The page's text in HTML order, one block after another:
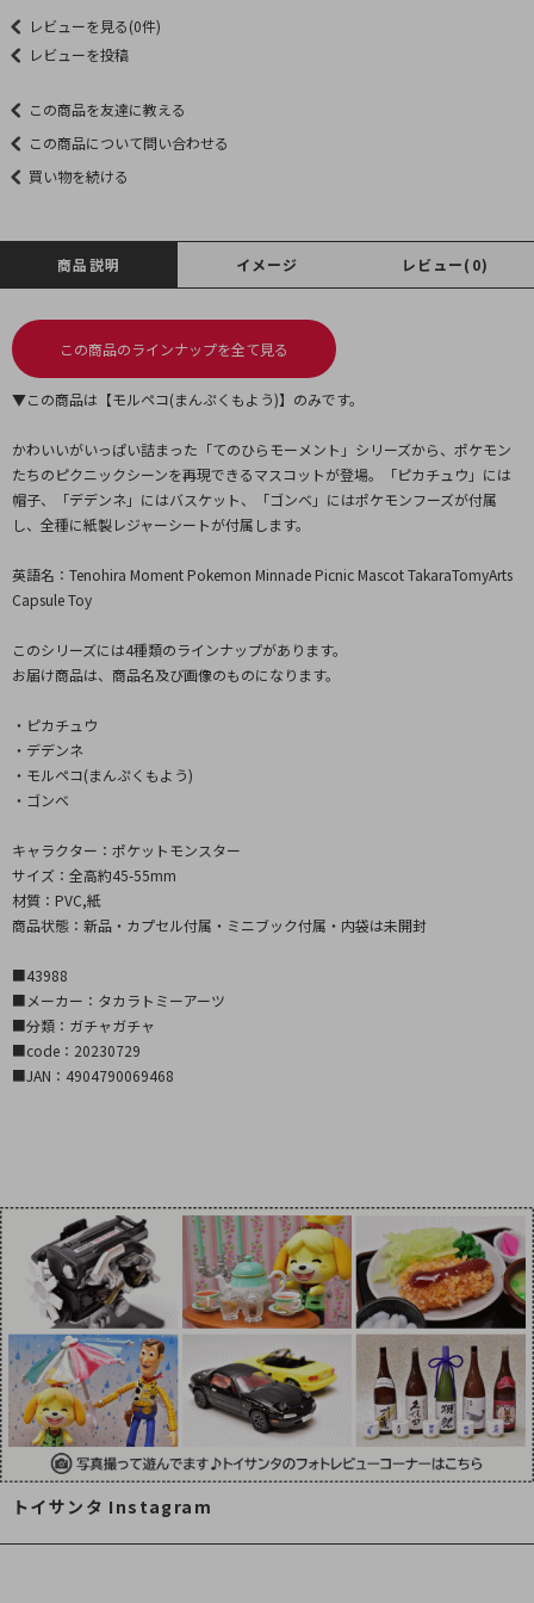
レビューを見る(0件)
レビューを投稿
この商品を友達に教える
この商品について問い合わせる
買い物を続ける
商品説明 イメージ レビュー(0)
この商品のラインナップを全て見る
▼この商品は【モルペコ(まんぷくもよう)】のみです。
かわいいがいっぱい詰まった「てのひらモーメント」シリーズから、ポケモン
たちのピクニックシーンを再現できるマスコットが登場。「ピカチュウ」には
帽子、「デデンネ」にはバスケット、「ゴンベ」にはポケモンフーズが付属
し、全種に紙製レジャーシートが付属します。
英語名：Tenohira Moment Pokemon Minnade Picnic Mascot TakaraTomyArts
Capsule Toy
このシリーズには4種類のラインナップがあります。
お届け商品は、商品名及び画像のものになります。
・ピカチュウ
・デデンネ
・モルペコ(まんぷくもよう)
・ゴンベ
キャラクター：ポケットモンスター
サイズ：全高約45-55mm
材質：PVC,紙
商品状態：新品・カプセル付属・ミニブック付属・内袋は未開封
■43988
■メーカー：タカラトミーアーツ
■分類：ガチャガチャ
■code：20230729
■JAN：4904790069468
トイサンタ Instagram